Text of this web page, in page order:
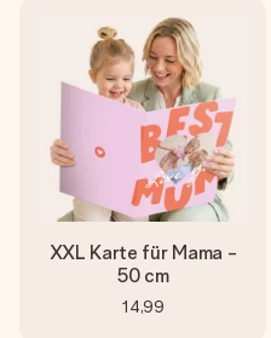
XXL Karte für Mama -
50 cm
14,99